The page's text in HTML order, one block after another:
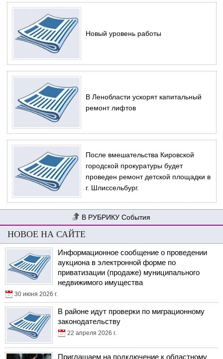
Новый уровень работы
В Ленобласти ускорят капитальный
ремонт лифтов
После вмешательства Кировской
городской прокуратуры будет
проведен ремонт детской площадки в
г. Шлиссельбург.
События
НОВОЕ НА САЙТЕ
Информационное сообщение о проведении
аукциона в электронной форме по
приватизации (продаже) муниципального
недвижимого имущества
30 июня 2026 г.
В районе идут проверки по миграционному
законодательству
22 апреля 2026 г.
Приглашаем на подключение к областному